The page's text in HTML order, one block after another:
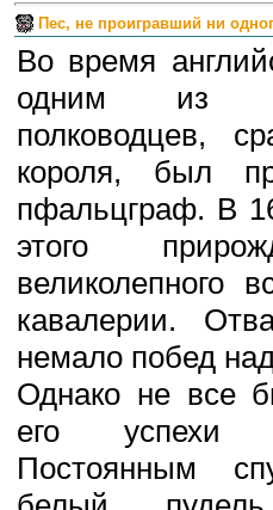
Пес, не проигравший ни
Во время
одним из
полководцев,
короля, был
пфальцграф. В
этого
великолепного
кавалерии.
немало побед
Однако не все
его успехи
Постоянным